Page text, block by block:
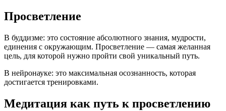
Просветление
В буддизме: это состояние абсолютного знания, мудрости,
единения с окружающим. Просветление — самая желанная
цель, для которой нужно пройти свой уникальный путь.
В нейронауке: это максимальная осознанность, которая
достигается тренировками.
Медитация как путь к просветлению